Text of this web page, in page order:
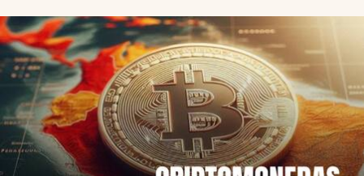
Mundial 2026
Eventos Corporativos
El Cronista Studio
Mediakit
abre en nueva pestaña
Argentina